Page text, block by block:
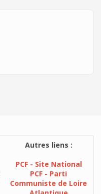
Autres liens :
PCF - Site National
PCF - Parti
Communiste de Loire